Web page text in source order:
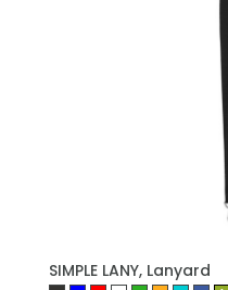
SIMPLE LANY, Lanyard